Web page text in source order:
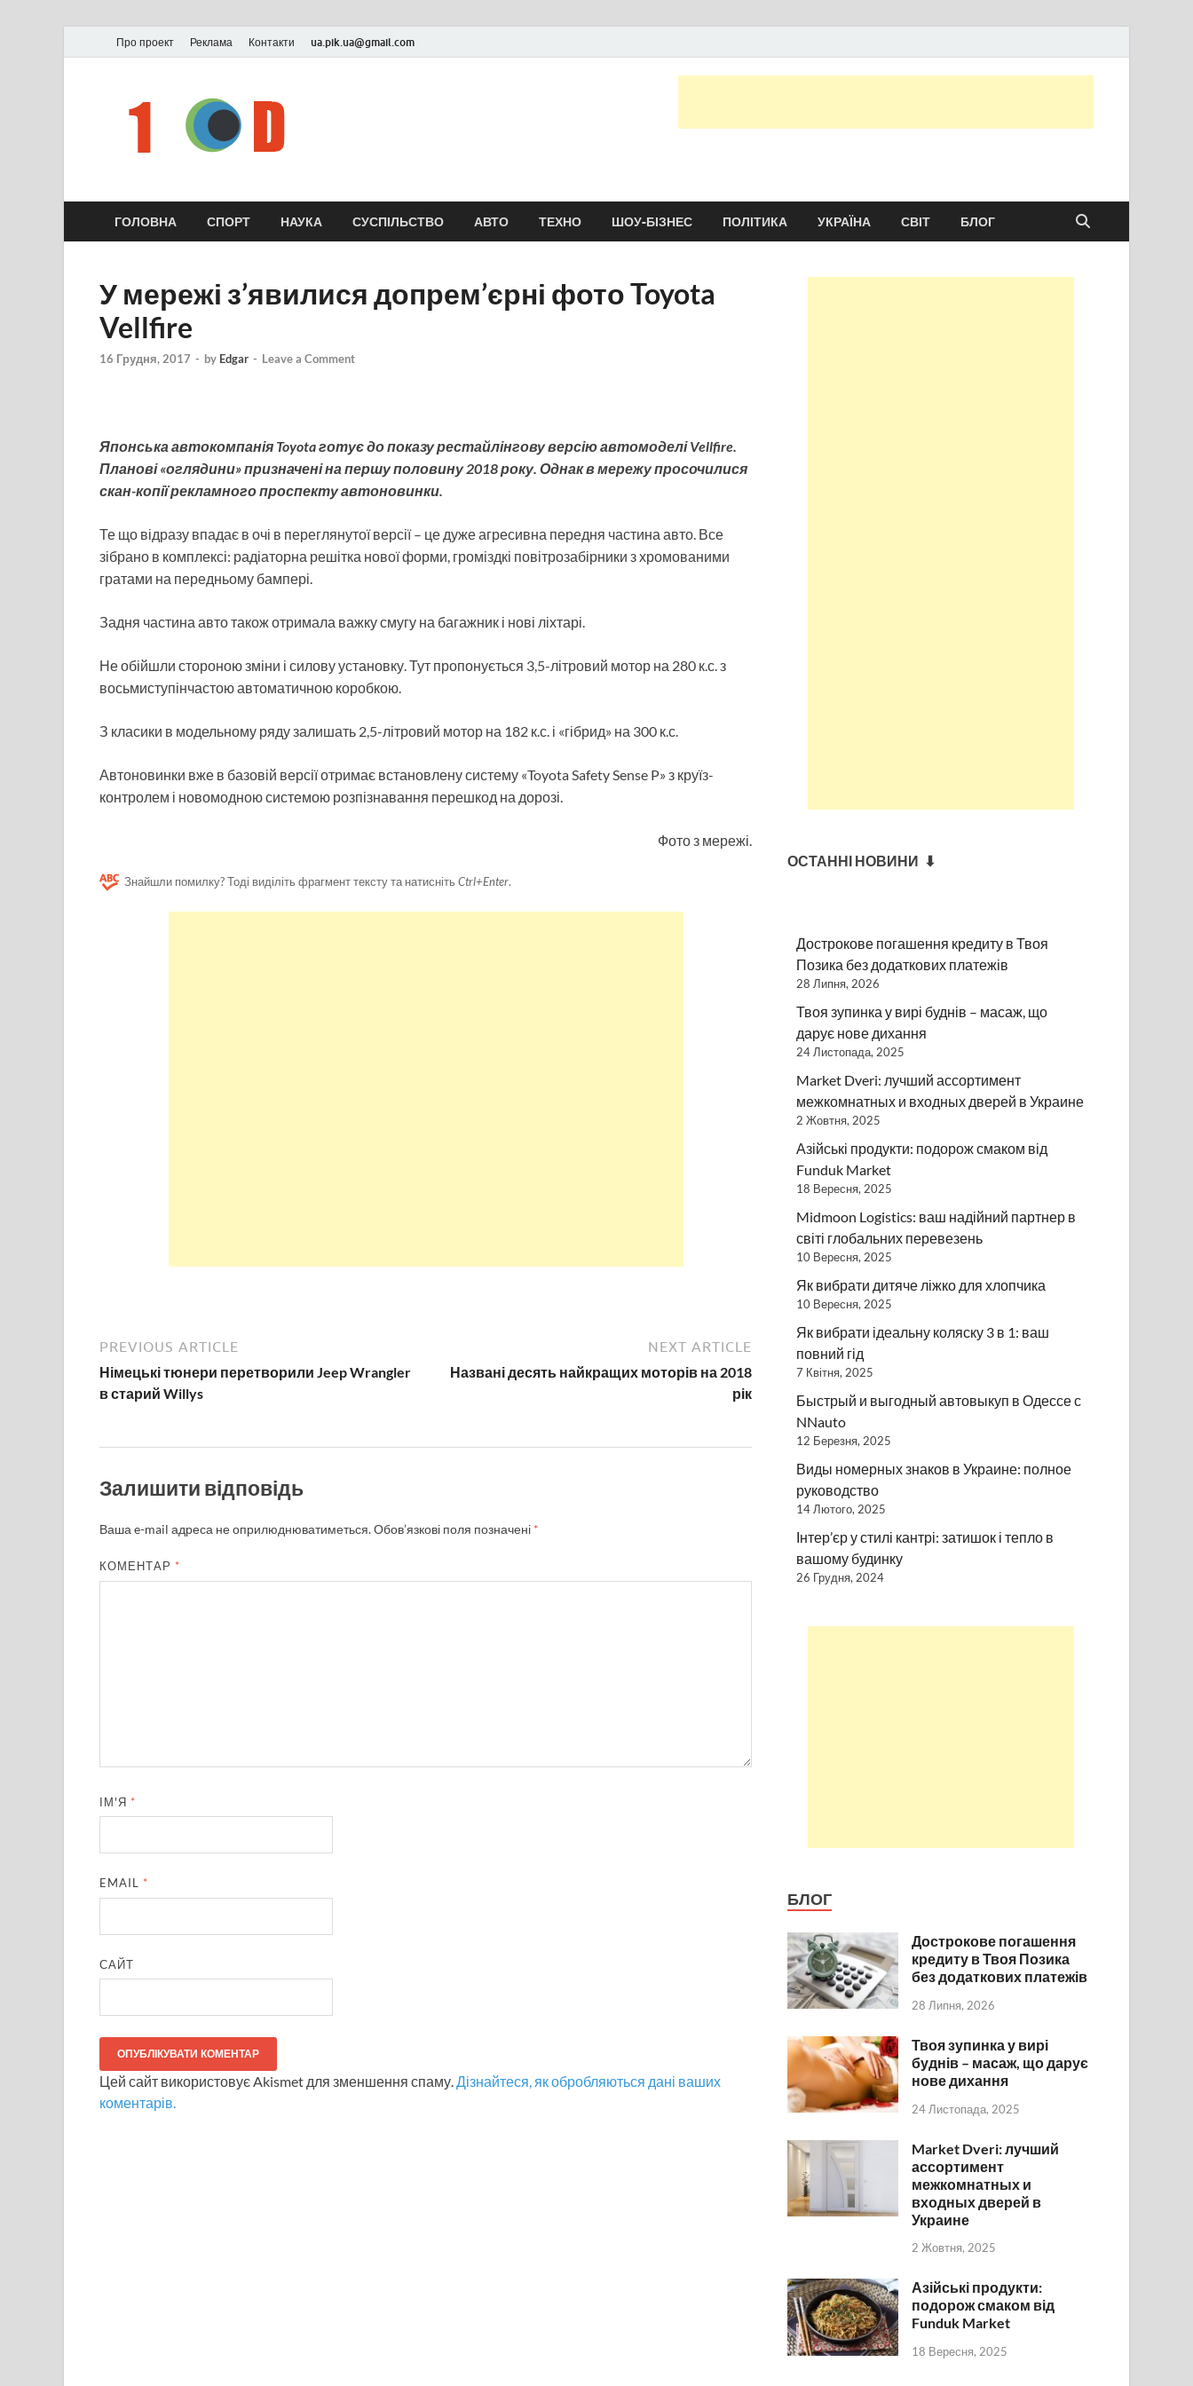
Про проект Реклама Контакти ua.pik.ua@gmail.com
Новини України та світу сьогодні
ГОЛОВНА СПОРТ НАУКА СУСПІЛЬСТВО АВТО ТЕХНО ШОУ-БІЗНЕС ПОЛІТИКА УКРАЇНА СВІТ БЛОГ
У мережі з’явилися допрем’єрні фото Toyota
Vellfire
16 Грудня, 2017 - by Edgar - Leave a Comment
Японська автокомпанія Toyota готує до показу рестайлінгову версію автомоделі Vellfire.
Планові «оглядини» призначені на першу половину 2018 року. Однак в мережу просочилися
скан-копії рекламного проспекту автоновинки.
Те що відразу впадає в очі в переглянутої версії – це дуже агресивна передня частина авто. Все
зібрано в комплексі: радіаторна решітка нової форми, громіздкі повітрозабірники з хромованими
гратами на передньому бампері.
Задня частина авто також отримала важку смугу на багажник і нові ліхтарі.
Не обійшли стороною зміни і силову установку. Тут пропонується 3,5-літровий мотор на 280 к.с. з
восьмиступінчастою автоматичною коробкою.
З класики в модельному ряду залишать 2,5-літровий мотор на 182 к.с. і «гібрид» на 300 к.с.
Автоновинки вже в базовій версії отримає встановлену систему «Toyota Safety Sense P» з круїз-
контролем і новомодною системою розпізнавання перешкод на дорозі.
Фото з мережі.
Знайшли помилку? Тоді виділіть фрагмент тексту та натисніть Ctrl+Enter.
PREVIOUS ARTICLE
Німецькі тюнери перетворили Jeep Wrangler
в старий Willys
NEXT ARTICLE
Названі десять найкращих моторів на 2018
рік
Залишити відповідь
Ваша e-mail адреса не оприлюднюватиметься.Обов’язкові поля позначені *
КОМЕНТАР *
ІМ'Я *
EMAIL *
САЙТ
Цей сайт використовує Akismet для зменшення спаму.Дізнайтеся, як обробляються дані ваших
коментарів.
ОСТАННІ НОВИНИ ⬇
Дострокове погашення кредиту в Твоя
Позика без додаткових платежів
28 Липня, 2026
Твоя зупинка у вирі буднів – масаж, що
дарує нове дихання
24 Листопада, 2025
Market Dveri: лучший ассортимент
межкомнатных и входных дверей в Украине
2 Жовтня, 2025
Азійські продукти: подорож смаком від
Funduk Market
18 Вересня, 2025
Midmoon Logistics: ваш надійний партнер в
світі глобальних перевезень
10 Вересня, 2025
Як вибрати дитяче ліжко для хлопчика
10 Вересня, 2025
Як вибрати ідеальну коляску 3 в 1: ваш
повний гід
7 Квітня, 2025
Быстрый и выгодный автовыкуп в Одессе с
NNauto
12 Березня, 2025
Виды номерных знаков в Украине: полное
руководство
14 Лютого, 2025
Інтер’єр у стилі кантрі: затишок і тепло в
вашому будинку
26 Грудня, 2024
БЛОГ
Дострокове погашення
кредиту в Твоя Позика
без додаткових платежів
28 Липня, 2026
Твоя зупинка у вирі
буднів – масаж, що дарує
нове дихання
24 Листопада, 2025
Market Dveri: лучший
ассортимент
межкомнатных и
входных дверей в
Украине
2 Жовтня, 2025
Азійські продукти:
подорож смаком від
Funduk Market
18 Вересня, 2025